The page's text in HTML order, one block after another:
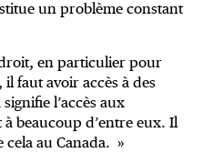
un problème constant
en particulier pour
il faut avoir accès à des
l’accès aux
beaucoup d’entre eux. Il
cela au Canada. »